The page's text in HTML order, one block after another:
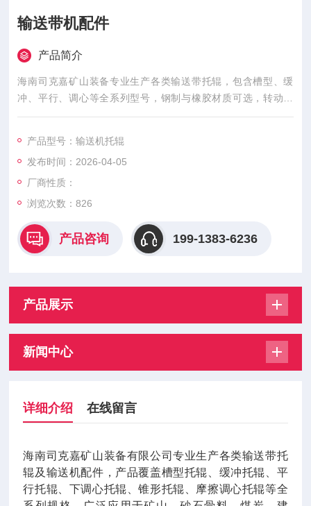
输送带机配件
产品简介
海南司克嘉矿山装备专业生产各类输送带托辊，包含槽型、缓
冲、平行、调心等全系列型号，钢制与橡胶材质可选，转动灵
活、耐磨抗砸、密封性好，适配矿山砂石输送机，支持非标定
产品型号：输送机托辊
发布时间：2026-04-05
厂商性质：
浏览次数：826
产品咨询 199-1383-6236
产品展示
新闻中心
详细介绍 在线留言
海南司克嘉矿山装备有限公司专业生产各类输送带托
辊及输送机配件，产品覆盖槽型托辊、缓冲托辊、平
行托辊、下调心托辊、锥形托辊、摩擦调心托辊等全